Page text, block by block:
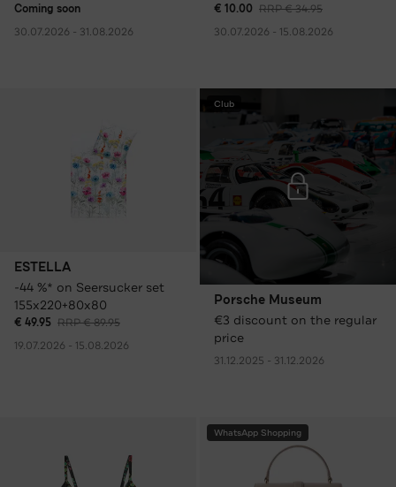
Coming soon
30.07.2026 - 31.08.2026
€ 10.00 RRP € 34.95
30.07.2026 - 15.08.2026
ESTELLA
-44 %* on Seersucker set
155x220+80x80
€ 49.95 RRP € 89.95
19.07.2026 - 15.08.2026
Club
Porsche Museum
€3 discount on the regular
price
31.12.2025 - 31.12.2026
WhatsApp Shopping